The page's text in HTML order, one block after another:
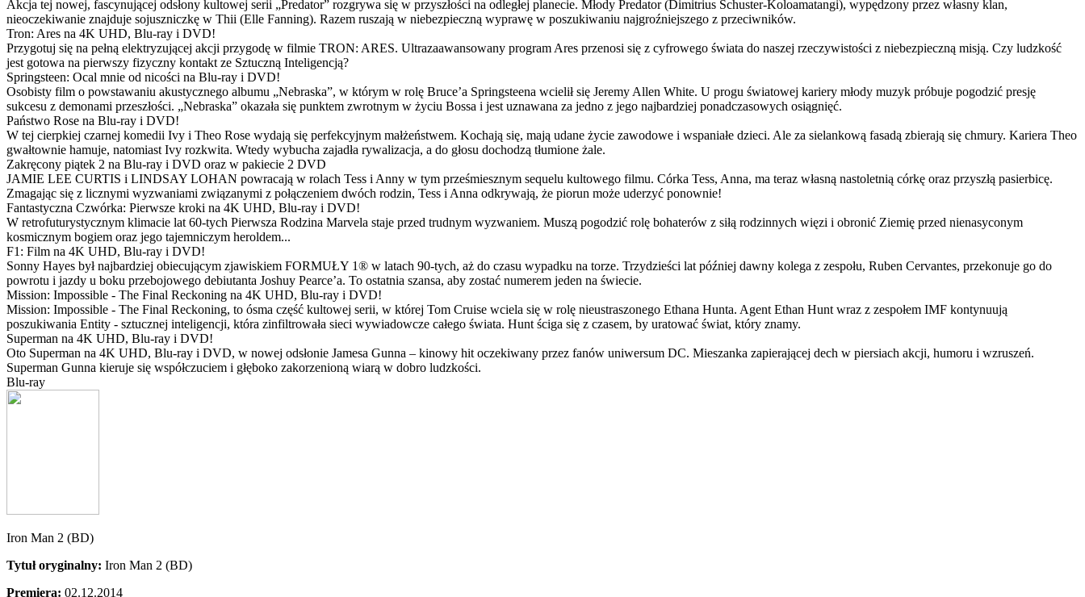
Akcja tej nowej, fascynującej odsłony kultowej serii „Predator” rozgrywa się w przyszłości na odległej planecie. Młody Predator (Dimitrius Schuster-Koloamatangi), wypędzony przez własny klan,
nieoczekiwanie znajduje sojuszniczkę w Thii (Elle Fanning). Razem ruszają w niebezpieczną wyprawę w poszukiwaniu najgroźniejszego z przeciwników.
Tron: Ares na 4K UHD, Blu-ray i DVD!
Przygotuj się na pełną elektryzującej akcji przygodę w filmie TRON: ARES. Ultrazaawansowany program Ares przenosi się z cyfrowego świata do naszej rzeczywistości z niebezpieczną misją. Czy ludzkość
jest gotowa na pierwszy fizyczny kontakt ze Sztuczną Inteligencją?
Springsteen: Ocal mnie od nicości na Blu-ray i DVD!
Osobisty film o powstawaniu akustycznego albumu „Nebraska”, w którym w rolę Bruce’a Springsteena wcielił się Jeremy Allen White. U progu światowej kariery młody muzyk próbuje pogodzić presję
sukcesu z demonami przeszłości. „Nebraska” okazała się punktem zwrotnym w życiu Bossa i jest uznawana za jedno z jego najbardziej ponadczasowych osiągnięć.
Państwo Rose na Blu-ray i DVD!
W tej cierpkiej czarnej komedii Ivy i Theo Rose wydają się perfekcyjnym małżeństwem. Kochają się, mają udane życie zawodowe i wspaniałe dzieci. Ale za sielankową fasadą zbierają się chmury. Kariera Theo
gwałtownie hamuje, natomiast Ivy rozkwita. Wtedy wybucha zajadła rywalizacja, a do głosu dochodzą tłumione żale.
Zakręcony piątek 2 na Blu-ray i DVD oraz w pakiecie 2 DVD
JAMIE LEE CURTIS i LINDSAY LOHAN powracają w rolach Tess i Anny w tym prześmiesznym sequelu kultowego filmu. Córka Tess, Anna, ma teraz własną nastoletnią córkę oraz przyszłą pasierbicę.
Zmagając się z licznymi wyzwaniami związanymi z połączeniem dwóch rodzin, Tess i Anna odkrywają, że piorun może uderzyć ponownie!
Fantastyczna Czwórka: Pierwsze kroki na 4K UHD, Blu-ray i DVD!
W retrofuturystycznym klimacie lat 60-tych Pierwsza Rodzina Marvela staje przed trudnym wyzwaniem. Muszą pogodzić rolę bohaterów z siłą rodzinnych więzi i obronić Ziemię przed nienasyconym
kosmicznym bogiem oraz jego tajemniczym heroldem...
F1: Film na 4K UHD, Blu-ray i DVD!
Sonny Hayes był najbardziej obiecującym zjawiskiem FORMUŁY 1® w latach 90-tych, aż do czasu wypadku na torze. Trzydzieści lat później dawny kolega z zespołu, Ruben Cervantes, przekonuje go do
powrotu i jazdy u boku przebojowego debiutanta Joshuy Pearce’a. To ostatnia szansa, aby zostać numerem jeden na świecie.
Mission: Impossible - The Final Reckoning na 4K UHD, Blu-ray i DVD!
Mission: Impossible - The Final Reckoning, to ósma część kultowej serii, w której Tom Cruise wciela się w rolę nieustraszonego Ethana Hunta. Agent Ethan Hunt wraz z zespołem IMF kontynuują
poszukiwania Entity - sztucznej inteligencji, która zinfiltrowała sieci wywiadowcze całego świata. Hunt ściga się z czasem, by uratować świat, który znamy.
Superman na 4K UHD, Blu-ray i DVD!
Oto Superman na 4K UHD, Blu-ray i DVD, w nowej odsłonie Jamesa Gunna – kinowy hit oczekiwany przez fanów uniwersum DC. Mieszanka zapierającej dech w piersiach akcji, humoru i wzruszeń.
Superman Gunna kieruje się współczuciem i głęboko zakorzenioną wiarą w dobro ludzkości.
Blu-ray
Iron Man 2 (BD)
Tytuł oryginalny: Iron Man 2 (BD)
Premiera: 02.12.2014